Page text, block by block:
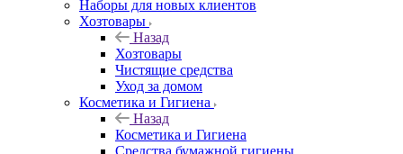
Наборы для новых клиентов
Хозтовары
Назад
Хозтовары
Чистящие средства
Уход за домом
Косметика и Гигиена
Назад
Косметика и Гигиена
Средства бумажной гигиены